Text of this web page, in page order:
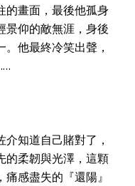
的畫面，最後他孤身
景仰的敵無涯，身後
他最終冷笑出聲，
知道自己賭對了，
的柔韌與光澤，這顆
感盡失的『還陽』